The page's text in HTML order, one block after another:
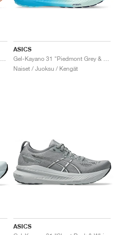
ASICS
Naiset / Juoksu / Kengät
ASICS